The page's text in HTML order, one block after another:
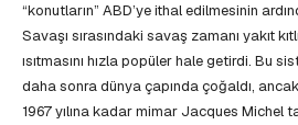
“konutların” ABD’ye ithal edilmesinin
Savaşı sırasındaki savaş zamanı yakıt
ısıtmasını hızla popüler hale getirdi. Bu
daha sonra dünya çapında çoğaldı,
1967 yılına kadar mimar Jacques Michel